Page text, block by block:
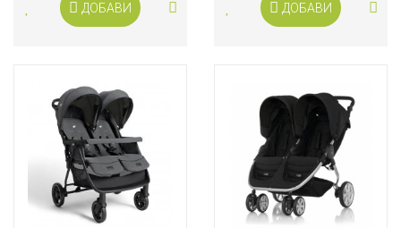
ДОБАВИ ДОБАВИ